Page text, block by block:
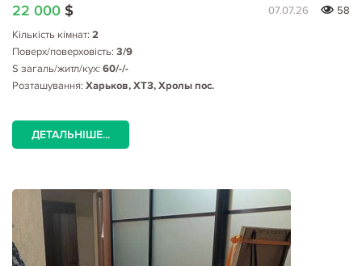
22 000 $ 07.07.26
58
Кількість кімнат: 2
Поверх/поверховість: 3/9
S загаль/житл/кух: 60/-/-
Розташування: Харьков, ХТЗ, Хролы пос.
ДЕТАЛЬНІШЕ...